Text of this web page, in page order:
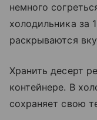
немного
холодильника за
раскрываются
Хранить десерт
контейнере. В
сохраняет свою